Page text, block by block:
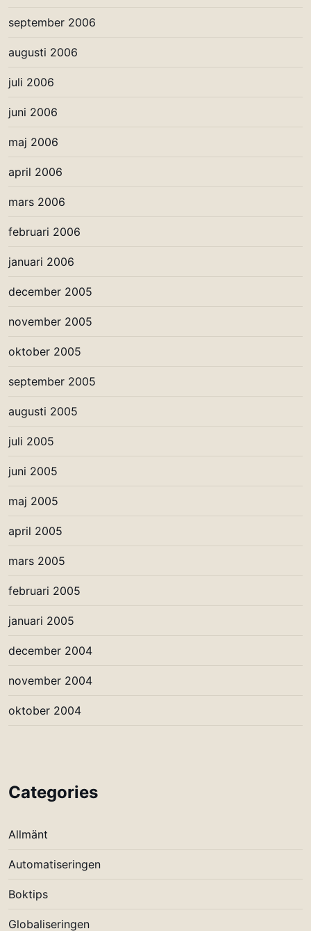
september 2006
augusti 2006
juli 2006
juni 2006
maj 2006
april 2006
mars 2006
februari 2006
januari 2006
december 2005
november 2005
oktober 2005
september 2005
augusti 2005
juli 2005
juni 2005
maj 2005
april 2005
mars 2005
februari 2005
januari 2005
december 2004
november 2004
oktober 2004
Categories
Allmänt
Automatiseringen
Boktips
Globaliseringen